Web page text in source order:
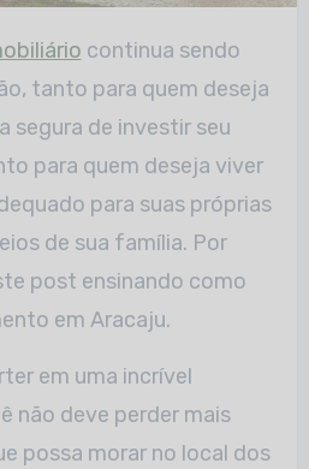
continua sendo
tanto para quem deseja
segura de investir seu
para quem deseja viver
para suas próprias
de sua família. Por
post ensinando como
em Aracaju.
em uma incrível
não deve perder mais
possa morar no local dos